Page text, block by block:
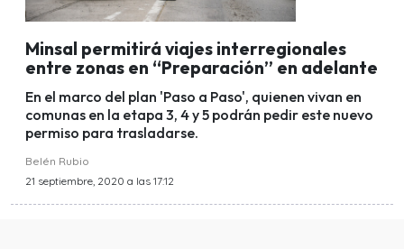
Minsal permitirá viajes interregionales
entre zonas en “Preparación” en adelante
En el marco del plan 'Paso a Paso', quienen vivan en
comunas en la etapa 3, 4 y 5 podrán pedir este nuevo
permiso para trasladarse.
Belén Rubio
21 septiembre, 2020 a las 17:12